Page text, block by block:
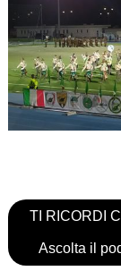
TI RICORDI
Ascolta il